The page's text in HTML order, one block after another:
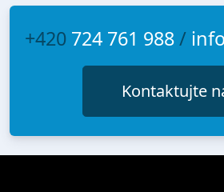
+420 724 761 988/
Kontaktujte